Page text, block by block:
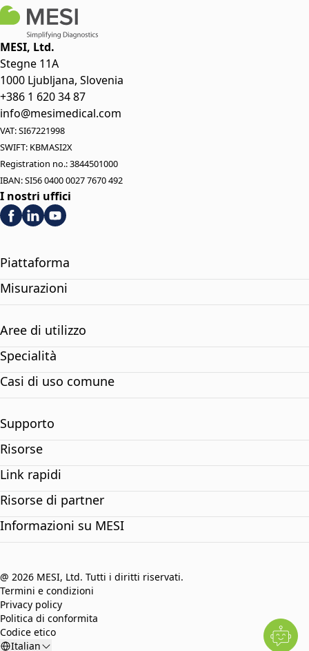
MESI, Ltd.
Stegne 11A
1000 Ljubljana, Slovenia
+386 1 620 34 87
info@mesimedical.com
VAT: SI67221998
SWIFT: KBMASI2X
Registration no.: 3844501000
IBAN: SI56 0400 0027 7670 492
I nostri uffici
Piattaforma
Misurazioni
Aree di utilizzo
Specialità
Casi di uso comune
Supporto
Risorse
Link rapidi
Risorse di partner
Informazioni su MESI
@ 2026 MESI, Ltd. Tutti i diritti riservati.
Termini e condizioni
Privacy policy
Politica di conformita
Codice etico
Italian